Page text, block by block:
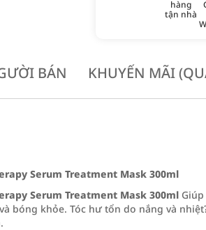
hàng
tận nhà
BÁN KHUYẾN MÃI
Serum Treatment Mask 300ml
Serum Treatment Mask 300ml
bóng khỏe. Tóc hư tổn do nắng và